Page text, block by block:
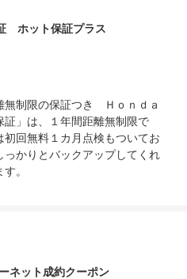
ホット保証プラス
無制限の保証つき Ｈｏｎｄａ
」は、１年間距離無制限で
回無料１カ月点検もついてお
っかりとバックアップしてくれ
。
ネット成約クーポン